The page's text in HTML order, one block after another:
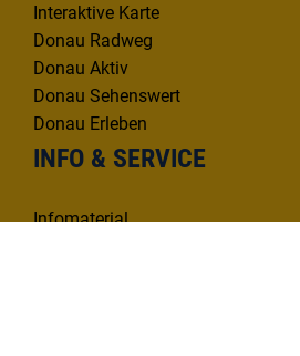
Interaktive Karte
Donau Radweg
Donau Aktiv
Donau Sehenswert
Donau Erleben
INFO & SERVICE
Infomaterial